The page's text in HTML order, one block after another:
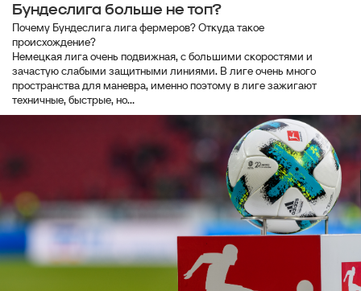
Бундеслига больше не топ?
Почему Бундеслига лига фермеров? Откуда такое
происхождение?
Немецкая лига очень подвижная, с большими скоростями и
зачастую слабыми защитными линиями. В лиге очень много
пространства для маневра, именно поэтому в лиге зажигают
техничные, быстрые, но...